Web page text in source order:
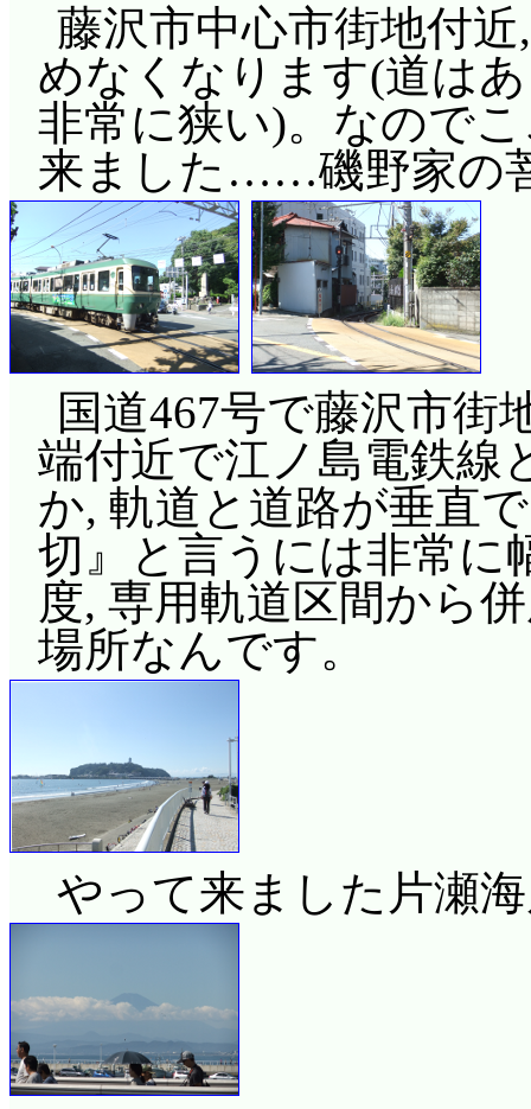
藤沢市中心市街地付
めなくなります(道は
非常に狭い)。なので
来ました……磯野家の
国道467号で藤沢市街
端付近で江ノ島電鉄
か, 軌道と道路が垂直
切』と言うには非常に
度, 専用軌道区間から
場所なんです。
やって来ました片瀬